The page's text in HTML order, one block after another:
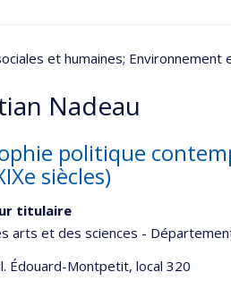
et humaines; Environnement
Nadeau
politique
siècles)
titulaire
arts et des sciences -
Édouard-Montpetit, local 320